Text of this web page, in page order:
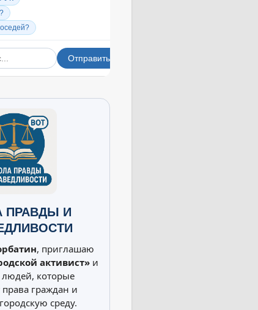
ПРАВДЫ И
, приглашаю
активист» и
которые
граждан и
среду.